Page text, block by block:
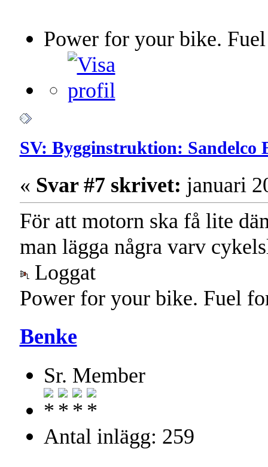
Power for your bike.
SV: Bygginstruktion: Sandelco
« Svar #7 skrivet: januari
För att motorn ska få lite
man lägga några varv
Loggat
Power for your bike. Fuel
Benke
Sr. Member
Antal inlägg: 259